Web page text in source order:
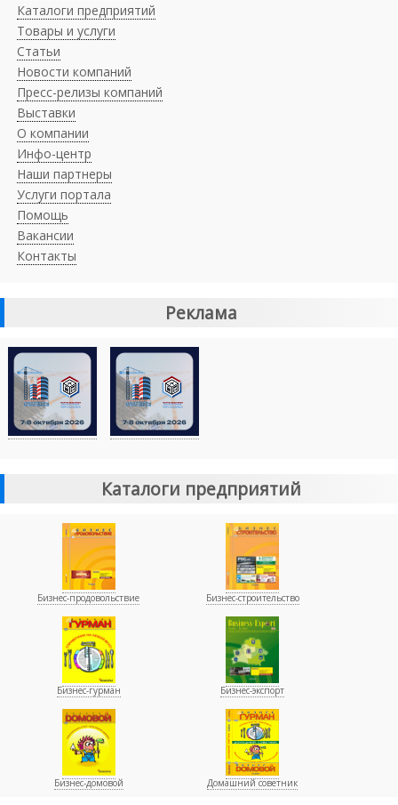
Каталоги предприятий
Товары и услуги
Статьи
Новости компаний
Пресс-релизы компаний
Выставки
О компании
Инфо-центр
Наши партнеры
Услуги портала
Помощь
Вакансии
Контакты
Реклама
Каталоги предприятий
Бизнес-продовольствие Бизнес-строительство
Бизнес-гурман Бизнес-экспорт
Бизнес-домовой Домашний советник